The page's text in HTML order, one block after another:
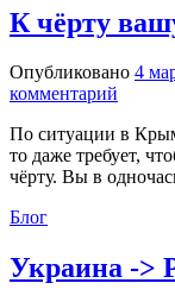
К чёрту
Опубликовано 4
комментарий
По ситуации в
то даже требует,
чёрту. Вы в
Блог
Украина ->